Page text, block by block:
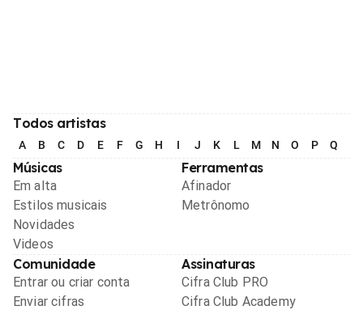
Todos artistas
A B C D E F G H I J K L M N O P Q
Músicas
Em alta
Estilos musicais
Novidades
Videos
Ferramentas
Afinador
Metrônomo
Comunidade
Entrar ou criar conta
Enviar cifras
Assinaturas
Cifra Club PRO
Cifra Club Academy